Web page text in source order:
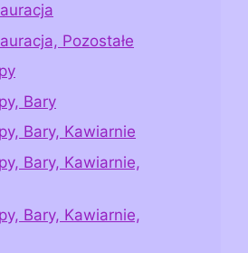
Pozostałe
Bary
Bary, Kawiarnie
Bary, Kawiarnie,
Bary, Kawiarnie,